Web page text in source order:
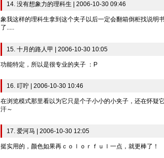
14. 没有想象力的理科生 | 2006-10-30 09:46
象我这样的理科生拿到这个夹子以后一定会翻箱倒柜找说明
了.....
15. 十月的路人甲 | 2006-10-30 10:05
功能特定，所以是很专业的夹子 ：P
16. 叮咛 | 2006-10-30 10:46
在浏览模式那里看以为它只是个子小小的小夹子，还在怀疑
汗～
17. 爱河马 | 2006-10-30 12:05
挺实用的，颜色如果再ｃｏｌｏｒｆｕｌ一点，就更棒了！